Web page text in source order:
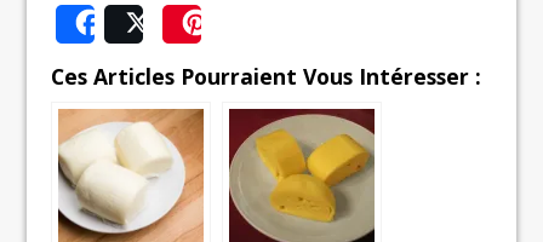
SharePost
Ces Articles Pourraient Vous Intéresser :